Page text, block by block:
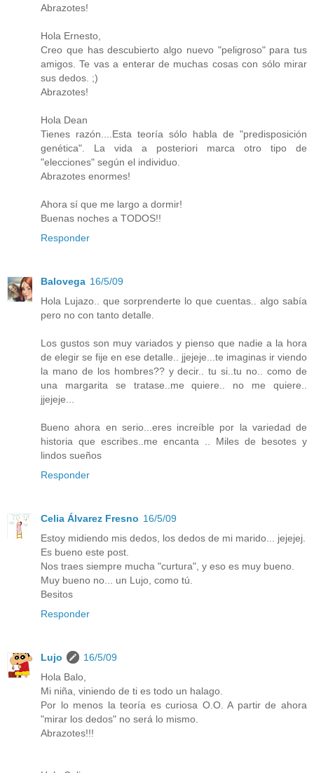
Abrazotes!
Hola Ernesto,
Creo que has descubierto algo nuevo "peligroso" para tus
amigos. Te vas a enterar de muchas cosas con sólo mirar
sus dedos. ;)
Abrazotes!
Hola Dean
Tienes razón....Esta teoría sólo habla de "predisposición
genética". La vida a posteriori marca otro tipo de
"elecciones" según el individuo.
Abrazotes enormes!
Ahora sí que me largo a dormir!
Buenas noches a TODOS!!
Responder
Balovega 16/5/09
Hola Lujazo.. que sorprenderte lo que cuentas.. algo sabía
pero no con tanto detalle.
Los gustos son muy variados y pienso que nadie a la hora
de elegir se fije en ese detalle.. jjejeje...te imaginas ir viendo
la mano de los hombres?? y decir.. tu si..tu no.. como de
una margarita se tratase..me quiere.. no me quiere..
jjejeje...
Bueno ahora en serio...eres increíble por la variedad de
historia que escribes..me encanta .. Miles de besotes y
lindos sueños
Responder
Celia Álvarez Fresno 16/5/09
Estoy midiendo mis dedos, los dedos de mi marido... jejejej.
Es bueno este post.
Nos traes siempre mucha "curtura", y eso es muy bueno.
Muy bueno no... un Lujo, como tú.
Besitos
Responder
Lujo
16/5/09
Hola Balo,
Mi niña, viniendo de ti es todo un halago.
Por lo menos la teoría es curiosa O.O. A partir de ahora
"mirar los dedos" no será lo mismo.
Abrazotes!!!